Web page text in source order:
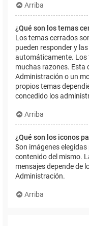
Arriba
¿Qué son los temas
Los temas cerrados
pueden responder y
automáticamente. Los
muchas razones. Esta
Administración o un
propios temas
concedido los
Arriba
¿Qué son los iconos
Son imágenes
contenido del mismo.
mensajes depende de
Administración.
Arriba